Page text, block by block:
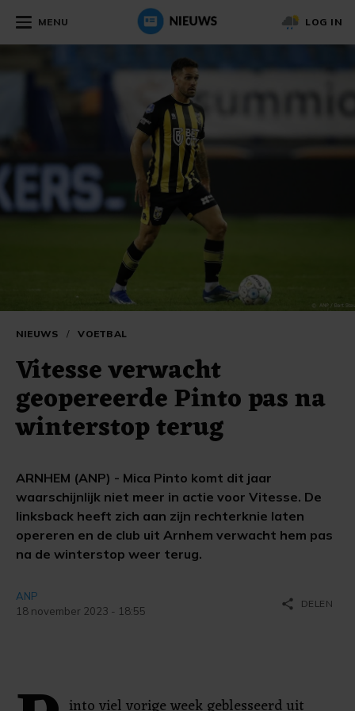
MENU LOG IN
NIEUWS / VOETBAL
Vitesse verwacht
geopereerde Pinto pas na
winterstop terug
ARNHEM (ANP) - Mica Pinto komt dit jaar
waarschijnlijk niet meer in actie voor Vitesse. De
linksback heeft zich aan zijn rechterknie laten
opereren en de club uit Arnhem verwacht hem pas
na de winterstop weer terug.
ANP
18 november 2023 - 18:55
share DELEN